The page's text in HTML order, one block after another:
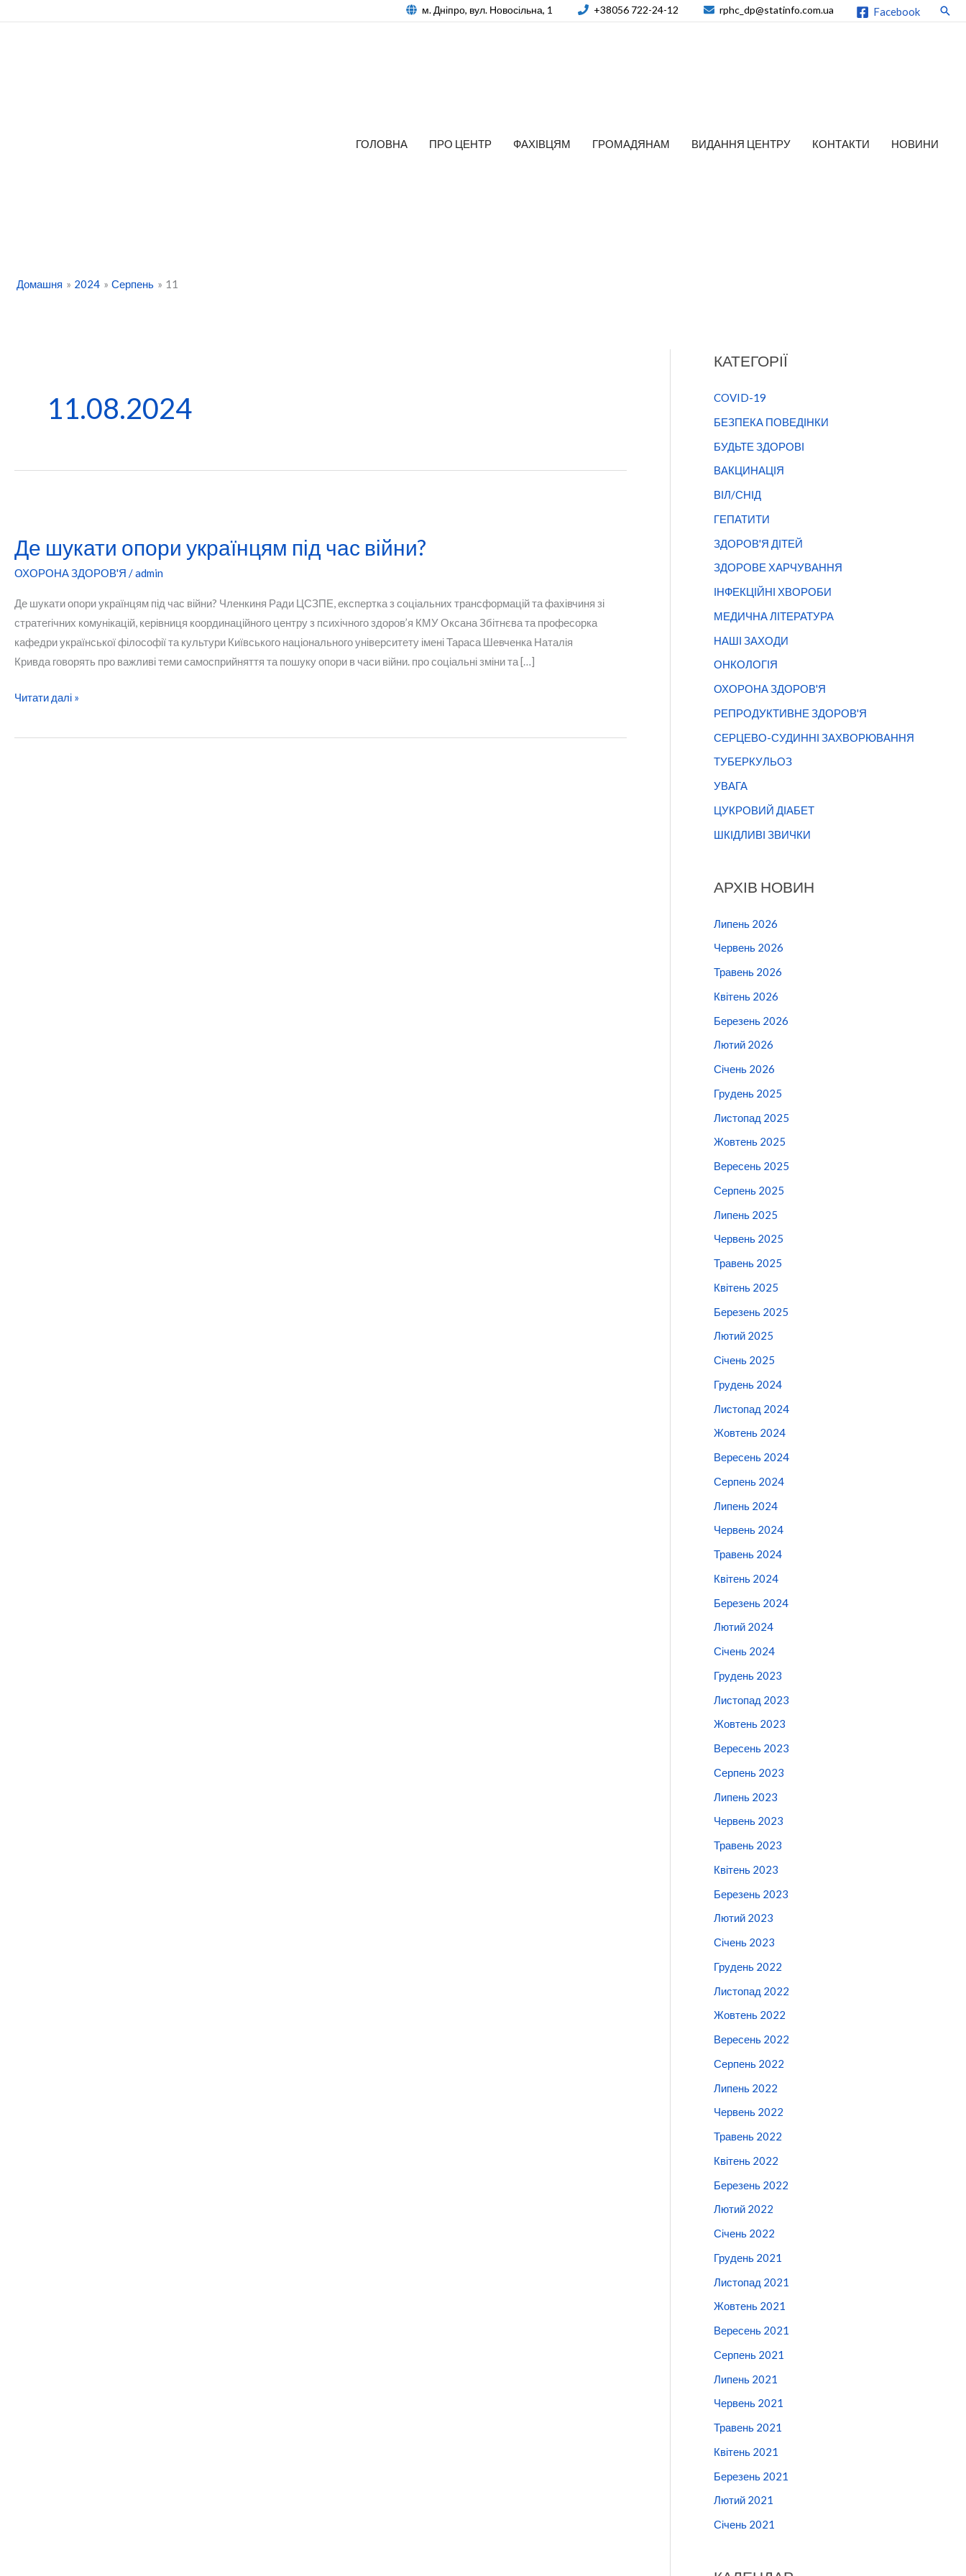
м. Дніпро, вул. Новосільна, 1 +38056 722-24-12 rphc_dp@statinfo.com.ua Facebook
ГОЛОВНА ПРО ЦЕНТР ФАХІВЦЯМ ГРОМАДЯНАМ ВИДАННЯ ЦЕНТРУ КОНТАКТИ НОВИНИ
Домашня 2024 Серпень 11
11.08.2024
Де шукати опори українцям під час війни?
ОХОРОНА ЗДОРОВ'Я /admin
Де шукати опори українцям під час війни? Членкиня Ради ЦСЗПЕ, експертка з соціальних трансформацій та фахівчиня зі
стратегічних комунікацій, керівниця координаційного центру з психічного здоров’я КМУ Оксана Збітнєва та професорка
кафедри української філософії та культури Київського національного університету імені Тараса Шевченка Наталія
Кривда говорять про важливі теми самосприйняття та пошуку опори в часи війни. про соціальні зміни та […]
Де
опори
Читати далі »
КАТЕГОРІЇ
COVID-19
БЕЗПЕКА ПОВЕДІНКИ
БУДЬТЕ ЗДОРОВІ
ВАКЦИНАЦІЯ
ВІЛ/СНІД
ГЕПАТИТИ
ЗДОРОВ'Я ДІТЕЙ
ЗДОРОВЕ ХАРЧУВАННЯ
ІНФЕКЦІЙНІ ХВОРОБИ
МЕДИЧНА ЛІТЕРАТУРА
НАШІ ЗАХОДИ
ОНКОЛОГІЯ
ОХОРОНА ЗДОРОВ'Я
РЕПРОДУКТИВНЕ ЗДОРОВ'Я
СЕРЦЕВО-СУДИННІ ЗАХВОРЮВАННЯ
ТУБЕРКУЛЬОЗ
УВАГА
ЦУКРОВИЙ ДІАБЕТ
ШКІДЛИВІ ЗВИЧКИ
АРХІВ НОВИН
Липень 2026
Червень 2026
Травень 2026
Квітень 2026
Березень 2026
Лютий 2026
Січень 2026
Грудень 2025
Листопад 2025
Жовтень 2025
Вересень 2025
Серпень 2025
Липень 2025
Червень 2025
Травень 2025
Квітень 2025
Березень 2025
Лютий 2025
Січень 2025
Грудень 2024
Листопад 2024
Жовтень 2024
Вересень 2024
Серпень 2024
Липень 2024
Червень 2024
Травень 2024
Квітень 2024
Березень 2024
Лютий 2024
Січень 2024
Грудень 2023
Листопад 2023
Жовтень 2023
Вересень 2023
Серпень 2023
Липень 2023
Червень 2023
Травень 2023
Квітень 2023
Березень 2023
Лютий 2023
Січень 2023
Грудень 2022
Листопад 2022
Жовтень 2022
Вересень 2022
Серпень 2022
Липень 2022
Червень 2022
Травень 2022
Квітень 2022
Березень 2022
Лютий 2022
Січень 2022
Грудень 2021
Листопад 2021
Жовтень 2021
Вересень 2021
Серпень 2021
Липень 2021
Червень 2021
Травень 2021
Квітень 2021
Березень 2021
Лютий 2021
Січень 2021